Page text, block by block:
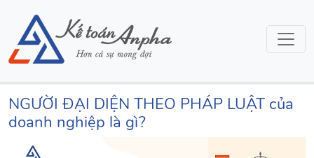
NGƯỜI ĐẠI DIỆN THEO PHÁP LUẬT của
doanh nghiệp là gì?